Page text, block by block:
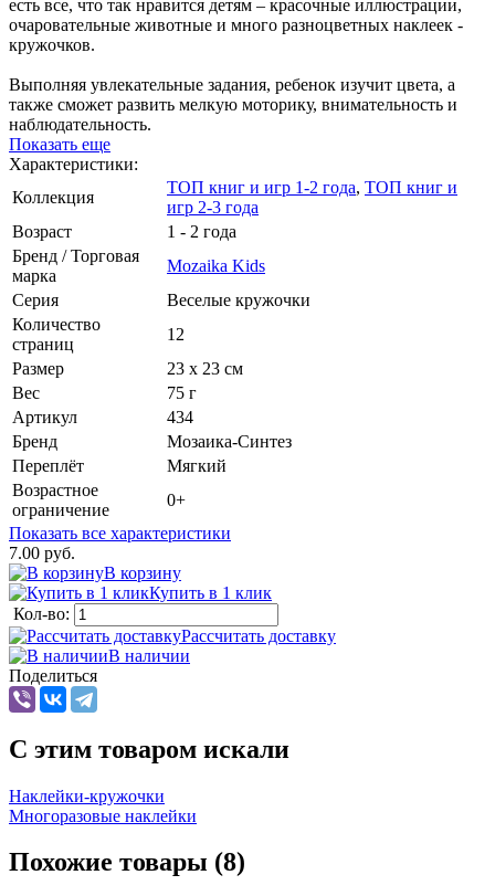
есть все, что так нравится детям – красочные иллюстрации,
очаровательные животные и много разноцветных наклеек -
кружочков.
Выполняя увлекательные задания, ребенок изучит цвета, а
также сможет развить мелкую моторику, внимательность и
наблюдательность.
Показать еще
Характеристики:
Коллекция
ТОП книг и игр 1-2 года, ТОП книг и
игр 2-3 года
Возраст
1 - 2 года
Бренд / Торговая
марка
Mozaika Kids
Серия
Веселые кружочки
Количество
страниц
12
Размер
23 х 23 см
Вес
75 г
Артикул
434
Бренд
Мозаика-Синтез
Переплёт
Мягкий
Возрастное
ограничение
0+
Показать все характеристики
7.00 руб.
В корзину
Купить в 1 клик
Кол-во:
Рассчитать доставку
В наличии
Поделиться
C этим товаром искали
Наклейки-кружочки
Многоразовые наклейки
Похожие товары (8)